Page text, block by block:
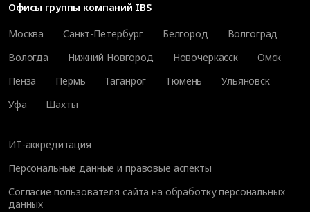
Офисы группы компаний IBS
Москва
Санкт-Петербург Белгород
Волгоград
Вологда
Нижний Новгород Новочеркасск
Омск
Пенза
Пермь Таганрог Тюмень
Ульяновск
Уфа
Шахты
ИТ-аккредитация
Персональные данные и правовые аспекты
Согласие пользователя сайта на обработку персональных
данных